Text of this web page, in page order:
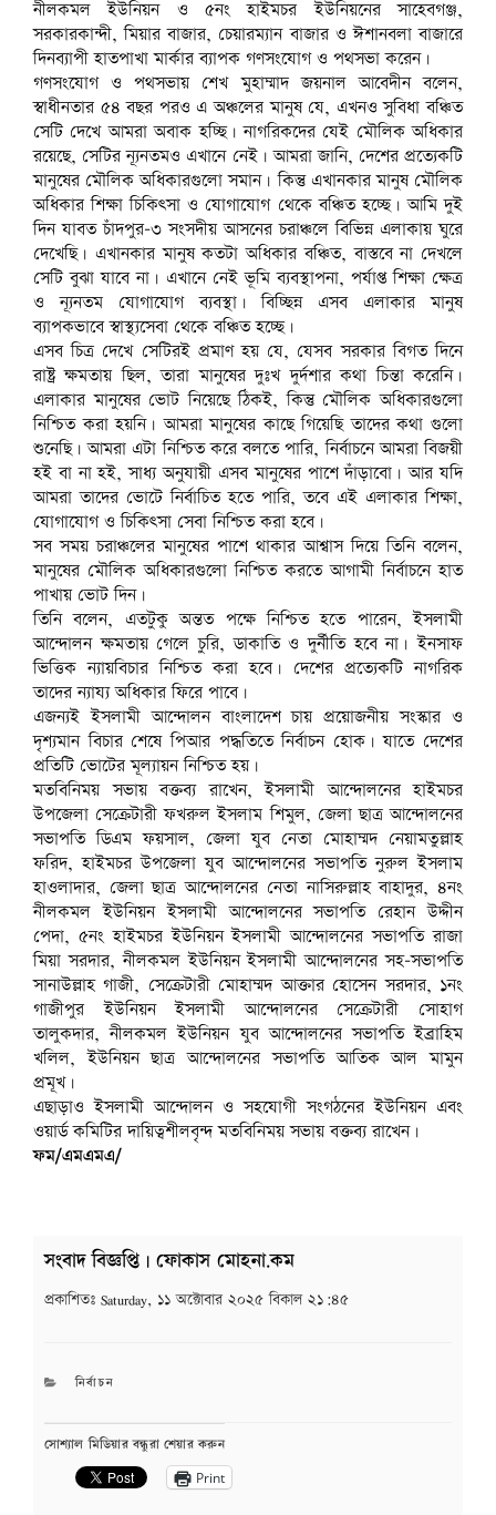
নীলকমল ইউনিয়ন ও ৫নং হাইমচর ইউনিয়নের সাহেবগঞ্জ,
সরকারকান্দী, মিয়ার বাজার, চেয়ারম্যান বাজার ও ঈশানবলা বাজারে
দিনব্যাপী হাতপাখা মার্কার ব্যাপক গণসংযোগ ও পথসভা করেন।
গণসংযোগ ও পথসভায় শেখ মুহাম্মাদ জয়নাল আবেদীন বলেন,
স্বাধীনতার ৫৪ বছর পরও এ অঞ্চলের মানুষ যে, এখনও সুবিধা বঞ্চিত
সেটি দেখে আমরা অবাক হচ্ছি। নাগরিকদের যেই মৌলিক অধিকার
রয়েছে, সেটির ন্যূনতমও এখানে নেই। আমরা জানি, দেশের প্রত্যেকটি
মানুষের মৌলিক অধিকারগুলো সমান। কিন্তু এখানকার মানুষ মৌলিক
অধিকার শিক্ষা চিকিৎসা ও যোগাযোগ থেকে বঞ্চিত হচ্ছে। আমি দুই
দিন যাবত চাঁদপুর-৩ সংসদীয় আসনের চরাঞ্চলে বিভিন্ন এলাকায় ঘুরে
দেখেছি। এখানকার মানুষ কতটা অধিকার বঞ্চিত, বাস্তবে না দেখলে
সেটি বুঝা যাবে না। এখানে নেই ভূমি ব্যবস্থাপনা, পর্যাপ্ত শিক্ষা ক্ষেত্র
ও ন্যূনতম যোগাযোগ ব্যবস্থা। বিচ্ছিন্ন এসব এলাকার মানুষ
ব্যাপকভাবে স্বাস্থ্যসেবা থেকে বঞ্চিত হচ্ছে।
এসব চিত্র দেখে সেটিরই প্রমাণ হয় যে, যেসব সরকার বিগত দিনে
রাষ্ট্র ক্ষমতায় ছিল, তারা মানুষের দুঃখ দুর্দশার কথা চিন্তা করেনি।
এলাকার মানুষের ভোট নিয়েছে ঠিকই, কিন্তু মৌলিক অধিকারগুলো
নিশ্চিত করা হয়নি। আমরা মানুষের কাছে গিয়েছি তাদের কথা গুলো
শুনেছি। আমরা এটা নিশ্চিত করে বলতে পারি, নির্বাচনে আমরা বিজয়ী
হই বা না হই, সাধ্য অনুযায়ী এসব মানুষের পাশে দাঁড়াবো। আর যদি
আমরা তাদের ভোটে নির্বাচিত হতে পারি, তবে এই এলাকার শিক্ষা,
যোগাযোগ ও চিকিৎসা সেবা নিশ্চিত করা হবে।
সব সময় চরাঞ্চলের মানুষের পাশে থাকার আশ্বাস দিয়ে তিনি বলেন,
মানুষের মৌলিক অধিকারগুলো নিশ্চিত করতে আগামী নির্বাচনে হাত
পাখায় ভোট দিন।
তিনি বলেন, এতটুকু অন্তত পক্ষে নিশ্চিত হতে পারেন, ইসলামী
আন্দোলন ক্ষমতায় গেলে চুরি, ডাকাতি ও দুর্নীতি হবে না। ইনসাফ
ভিত্তিক ন্যায়বিচার নিশ্চিত করা হবে। দেশের প্রত্যেকটি নাগরিক
তাদের ন্যায্য অধিকার ফিরে পাবে।
এজন্যই ইসলামী আন্দোলন বাংলাদেশ চায় প্রয়োজনীয় সংস্কার ও
দৃশ্যমান বিচার শেষে পিআর পদ্ধতিতে নির্বাচন হোক। যাতে দেশের
প্রতিটি ভোটের মূল্যায়ন নিশ্চিত হয়।
মতবিনিময় সভায় বক্তব্য রাখেন, ইসলামী আন্দোলনের হাইমচর
উপজেলা সেক্রেটারী ফখরুল ইসলাম শিমুল, জেলা ছাত্র আন্দোলনের
সভাপতি ডিএম ফয়সাল, জেলা যুব নেতা মোহাম্মদ নেয়ামতুল্লাহ
ফরিদ, হাইমচর উপজেলা যুব আন্দোলনের সভাপতি নুরুল ইসলাম
হাওলাদার, জেলা ছাত্র আন্দোলনের নেতা নাসিরুল্লাহ বাহাদুর, ৪নং
নীলকমল ইউনিয়ন ইসলামী আন্দোলনের সভাপতি রেহান উদ্দীন
পেদা, ৫নং হাইমচর ইউনিয়ন ইসলামী আন্দোলনের সভাপতি রাজা
মিয়া সরদার, নীলকমল ইউনিয়ন ইসলামী আন্দোলনের সহ-সভাপতি
সানাউল্লাহ গাজী, সেক্রেটারী মোহাম্মদ আক্তার হোসেন সরদার, ১নং
গাজীপুর ইউনিয়ন ইসলামী আন্দোলনের সেক্রেটারী সোহাগ
তালুকদার, নীলকমল ইউনিয়ন যুব আন্দোলনের সভাপতি ইব্রাহিম
খলিল, ইউনিয়ন ছাত্র আন্দোলনের সভাপতি আতিক আল মামুন
প্রমূখ।
এছাড়াও ইসলামী আন্দোলন ও সহযোগী সংগঠনের ইউনিয়ন এবং
ওয়ার্ড কমিটির দায়িত্বশীলবৃন্দ মতবিনিময় সভায় বক্তব্য রাখেন।
ফম/এমএমএ/
সংবাদ বিজ্ঞপ্তি | ফোকাস মোহনা.কম
প্রকাশিতঃ Saturday, ১১ অক্টোবার ২০২৫ বিকাল ২১:৪৫
CATEGORIES
নির্বাচন
সোশ্যাল মিডিয়ার বন্ধুরা শেয়ার করুন
Print